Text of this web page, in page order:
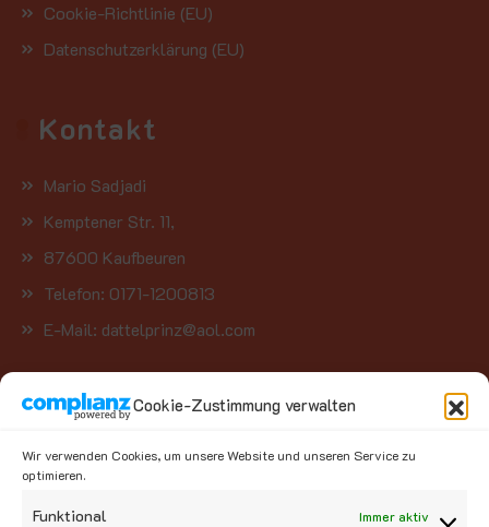
Cookie-Zustimmung verwalten
Wir verwenden Cookies, um unsere Website und unseren Service zu
optimieren.
Funktional Immer aktiv
Cookie-Richtlinie (EU)
Datenschutzerklärung (EU)
Kontakt
Mario Sadjadi
Kemptener Str. 11,
87600 Kaufbeuren
Telefon: 0171-1200813
E-Mail: dattelprinz@aol.com
Kategorien
Kategorie auswählen